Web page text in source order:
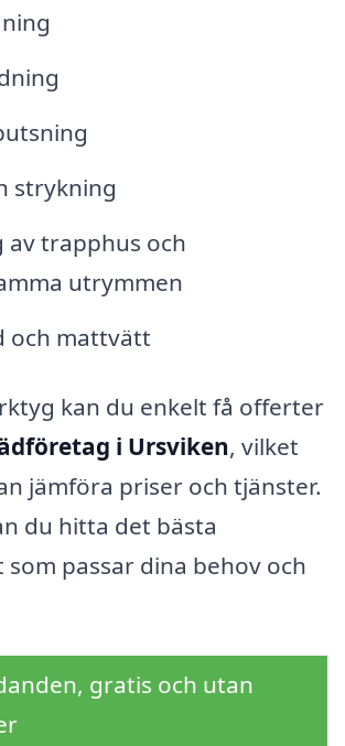
strykning
av trapphus och
utrymmen
och mattvätt
kan du enkelt få offerter
i Ursviken, vilket
jämföra priser och tjänster.
du hitta det bästa
passar dina behov och
gratis och utan